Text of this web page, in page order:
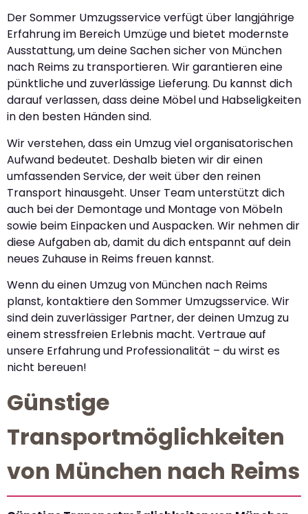
Der Sommer Umzugsservice verfügt über langjährige
Erfahrung im Bereich Umzüge und bietet modernste
Ausstattung, um deine Sachen sicher von München
nach Reims zu transportieren. Wir garantieren eine
pünktliche und zuverlässige Lieferung. Du kannst dich
darauf verlassen, dass deine Möbel und Habseligkeiten
in den besten Händen sind.
Wir verstehen, dass ein Umzug viel organisatorischen
Aufwand bedeutet. Deshalb bieten wir dir einen
umfassenden Service, der weit über den reinen
Transport hinausgeht. Unser Team unterstützt dich
auch bei der Demontage und Montage von Möbeln
sowie beim Einpacken und Auspacken. Wir nehmen dir
diese Aufgaben ab, damit du dich entspannt auf dein
neues Zuhause in Reims freuen kannst.
Wenn du einen Umzug von München nach Reims
planst, kontaktiere den Sommer Umzugsservice. Wir
sind dein zuverlässiger Partner, der deinen Umzug zu
einem stressfreien Erlebnis macht. Vertraue auf
unsere Erfahrung und Professionalität – du wirst es
nicht bereuen!
Günstige
Transportmöglichkeiten
von München nach Reims